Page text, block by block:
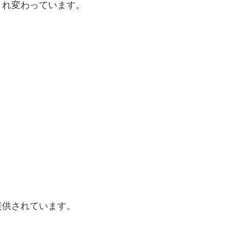
変わっています。
されています。